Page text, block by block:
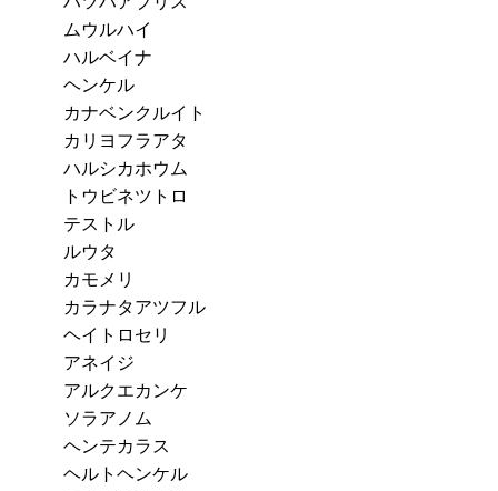
ムウルハイ
ハルベイナ
ヘンケル
カナベンクルイト
カリヨフラアタ
ハルシカホウム
トウビネツトロ
テストル
ルウタ
カモメリ
カラナタアツフル
ヘイトロセリ
アネイジ
アルクエカンケ
ソラアノム
ヘンテカラス
ヘルトヘンケル